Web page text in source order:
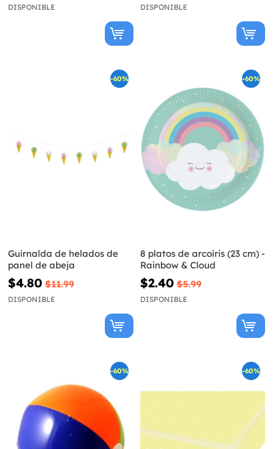
DISPONIBLE DISPONIBLE
-60%
Guirnalda de helados de
panel de abeja
$4.80 $11.99
DISPONIBLE
-60%
8 platos de arcoíris (23 cm) -
Rainbow & Cloud
$2.40 $5.99
DISPONIBLE
-60% -60%